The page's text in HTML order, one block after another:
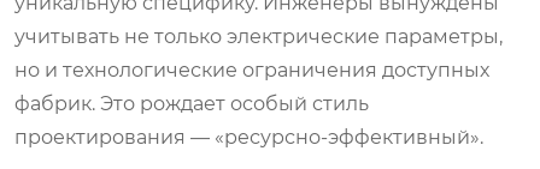
учитывать не только электрические параметры,
но и технологические ограничения доступных
фабрик. Это рождает особый стиль
проектирования — «ресурсно-эффективный».